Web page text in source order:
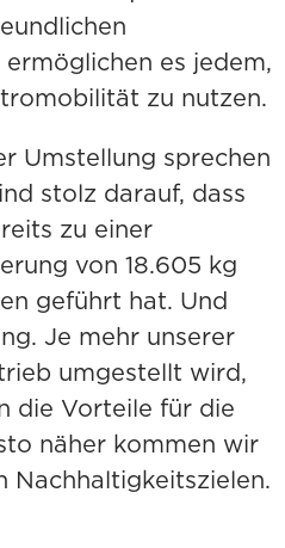
es jedem,
zu nutzen.
Umstellung sprechen
stolz darauf, dass
zu einer
von 18.605 kg
geführt hat. Und
Je mehr unserer
umgestellt wird,
die Vorteile für die
näher kommen wir
Nachhaltigkeitszielen.